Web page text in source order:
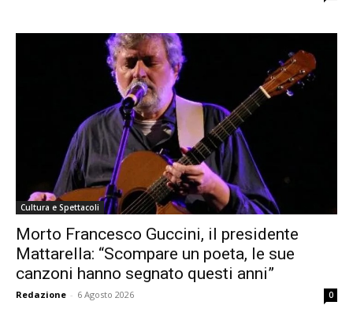
Cultura e Spettacoli
Morto Francesco Guccini, il presidente
Mattarella: “Scompare un poeta, le sue
canzoni hanno segnato questi anni”
Redazione - 6 Agosto 2026 0